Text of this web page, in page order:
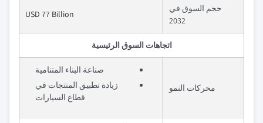
حجم السوق في
2032
USD 77 Billion
اتجاهات السوق الرئيسية
محركات النمو
صناعة البناء المتنامية
زيادة تطبيق المنتجات في
قطاع السيارات